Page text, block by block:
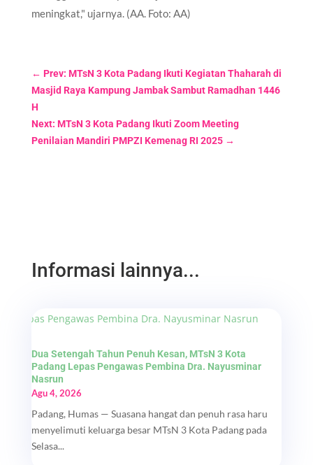
meningkat," ujarnya. (AA. Foto: AA)
← Prev: MTsN 3 Kota Padang Ikuti Kegiatan Thaharah di
Masjid Raya Kampung Jambak Sambut Ramadhan 1446
H
Next: MTsN 3 Kota Padang Ikuti Zoom Meeting
Penilaian Mandiri PMPZI Kemenag RI 2025→
Informasi lainnya...
Dua Setengah Tahun Penuh Kesan, MTsN 3 Kota
Padang Lepas Pengawas Pembina Dra. Nayusminar
Nasrun
Agu 4, 2026
Padang, Humas — Suasana hangat dan penuh rasa haru
menyelimuti keluarga besar MTsN 3 Kota Padang pada
Selasa...